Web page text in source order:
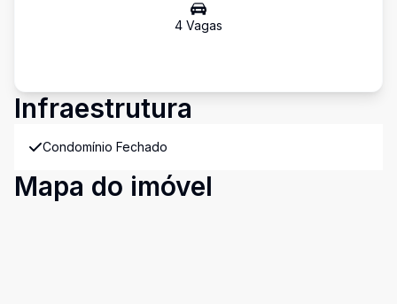
4 Vagas
Infraestrutura
Condomínio Fechado
Mapa do imóvel